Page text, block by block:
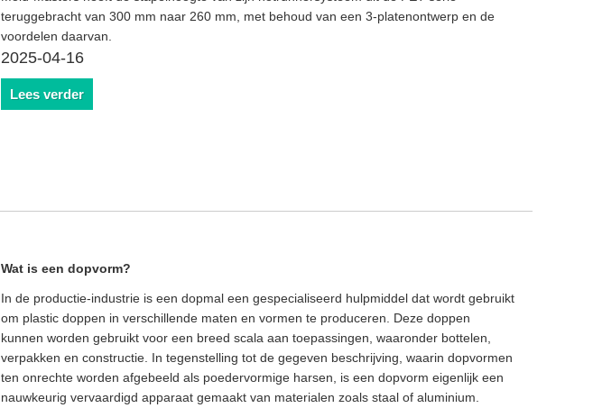
teruggebracht van 300 mm naar 260 mm, met behoud van een 3-platenontwerp en de
voordelen daarvan.
2025-04-16
Lees verder
Wat is een dopvorm?
In de productie-industrie is een dopmal een gespecialiseerd hulpmiddel dat wordt gebruikt
om plastic doppen in verschillende maten en vormen te produceren. Deze doppen
kunnen worden gebruikt voor een breed scala aan toepassingen, waaronder bottelen,
verpakken en constructie. In tegenstelling tot de gegeven beschrijving, waarin dopvormen
ten onrechte worden afgebeeld als poedervormige harsen, is een dopvorm eigenlijk een
nauwkeurig vervaardigd apparaat gemaakt van materialen zoals staal of aluminium.